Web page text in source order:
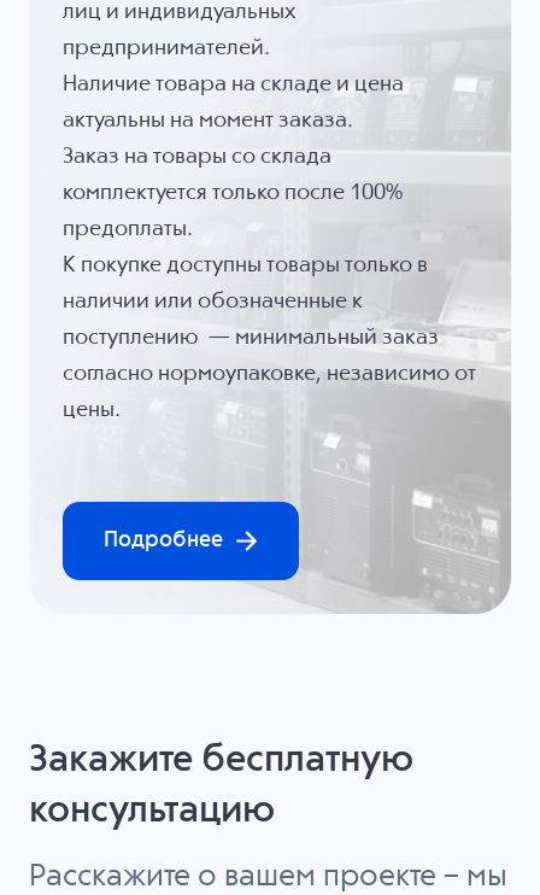
лиц и индивидуальных
предпринимателей.
Наличие товара на складе и цена
актуальны на момент заказа.
Заказ на товары со склада
комплектуется только после 100%
предоплаты.
К покупке доступны товары только в
наличии или обозначенные к
поступлению — минимальный заказ
согласно нормоупаковке, независимо от
цены.
Подробнее
Закажите бесплатную
консультацию
Расскажите о вашем проекте – мы